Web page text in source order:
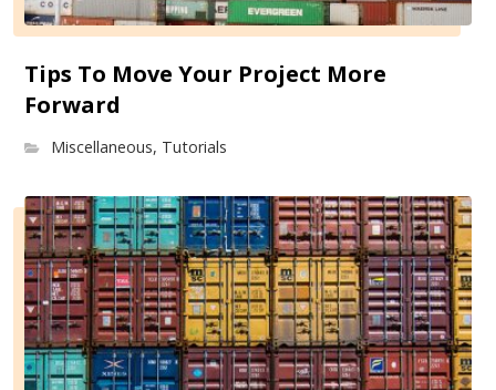
Tips To Move Your Project More
Forward
Miscellaneous, Tutorials